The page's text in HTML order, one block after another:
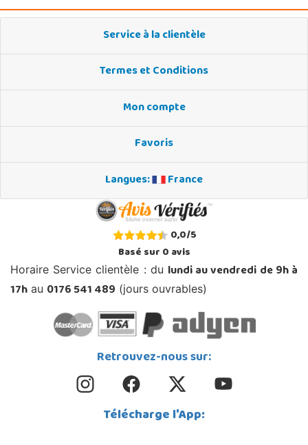
Service à la clientèle
Termes et Conditions
Mon compte
Favoris
Langues:
France
0,0/5
Basé sur0avis
Horaire Service clientèle : du lundi au vendredi de 9h à
17h au 0176 541 489 (jours ouvrables)
Retrouvez-nous sur:
Télécharge l'App: